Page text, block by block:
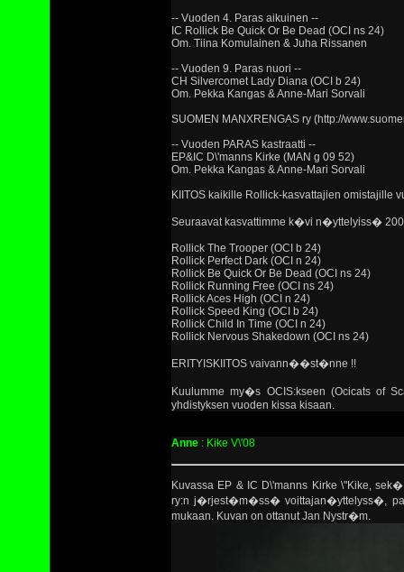
-- Vuoden 4. Paras aikuinen --
IC Rollick Be Quick Or Be Dead (OCI ns 24)
Om. Tiina Komulainen & Juha Rissanen
-- Vuoden 9. Paras nuori --
CH Silvercomet Lady Diana (OCI b 24)
Om. Pekka Kangas & Anne-Mari Sorvali
SUOMEN MANXRENGAS ry (http://
-- Vuoden PARAS kastraatti --
EP&IC D\'manns Kirke (MAN g 09 52)
Om. Pekka Kangas & Anne-Mari Sorvali
KIITOS kaikille Rollick-kasvattajien omistajille
Seuraavat kasvattimme k�vi n�yttelyiss�
Rollick The Trooper (OCI b 24)
Rollick Perfect Dark (OCI n 24)
Rollick Be Quick Or Be Dead (OCI ns 24)
Rollick Running Free (OCI ns 24)
Rollick Aces High (OCI n 24)
Rollick Speed King (OCI b 24)
Rollick Child In Time (OCI n 24)
Rollick Nervous Shakedown (OCI ns 24)
ERITYISKIITOS vaivann��st�nne !!
Kuulumme my�s OCIS:kseen (Ocicats of
yhdistyksen vuoden kissa kisaan.
Anne : Kike V\'08
Kuvassa EP & IC D\'manns Kirke \"Kike,
ry:n j�rjest�m�ss� voittajan�yttelyss�,
mukaan. Kuvan on ottanut Jan Nystr�m.